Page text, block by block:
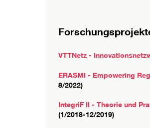
VTTNetz -
ERASMI - Empowering
8/2022)
IntegriF II - Theorie und
(1/2018-12/2019)